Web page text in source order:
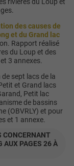
des causes de
et du Grand lac
Rapport réalisé
du Loup et des
3 annexes.
de sept lacs de la
et Grand lacs
Petit lac
de bassins
(OBVRLY) et pour
et 1 annexe.
CONCERNANT
AUX PAGES 26 À